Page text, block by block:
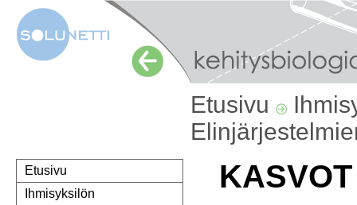
Etusivu
Etusivu
Ihmisyksilön
KASVOT